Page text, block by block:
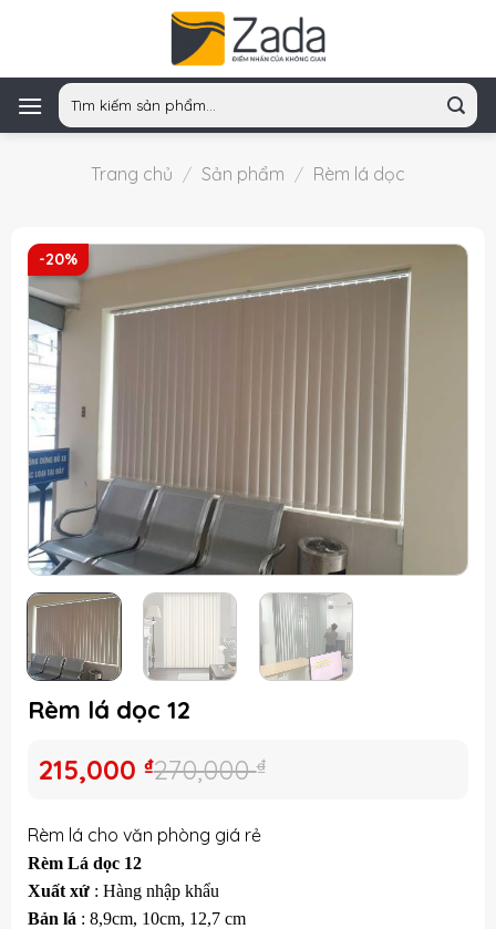
Tìm
kiếm:
Trang chủ / Sản phẩm / Rèm lá dọc
-20%
Rèm lá dọc 12
270,000₫
Giá
gốc
là:
270,000 ₫.
215,000 ₫
Giá
hiện
tại
là:
215,000 ₫.
Rèm lá cho văn phòng giá rẻ
Rèm Lá dọc 12
Xuất xứ: Hàng nhập khẩu
Bản lá : 8,9cm, 10cm, 12,7 cm